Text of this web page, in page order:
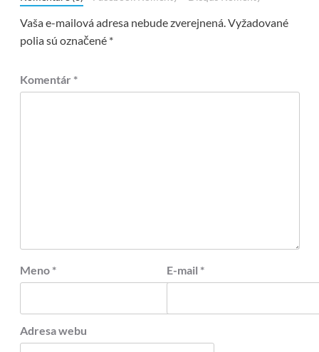
Vaša e-mailová adresa nebude zverejnená.Vyžadované
polia sú označené *
Komentár *
Meno * E-mail *
Adresa webu